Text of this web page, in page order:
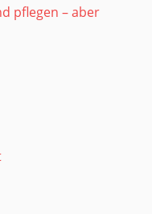
pflegen – aber